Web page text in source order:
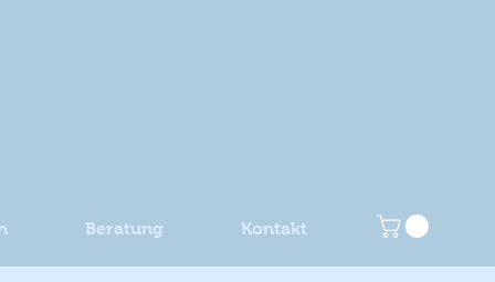
Beratung Kontakt